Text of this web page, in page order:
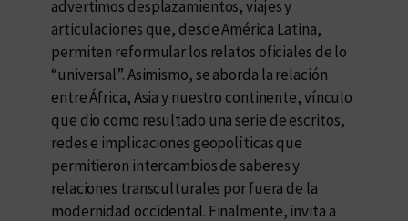
advertimos desplazamientos, viajes y
articulaciones que, desde América Latina,
permiten reformular los relatos oficiales de lo
“universal”. Asimismo, se aborda la relación
entre África, Asia y nuestro continente, vínculo
que dio como resultado una serie de escritos,
redes e implicaciones geopolíticas que
permitieron intercambios de saberes y
relaciones transculturales por fuera de la
modernidad occidental. Finalmente, invita a